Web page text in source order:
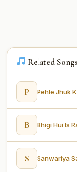
Related Songs
P Pehle Jhuk
B Bhigi Hui Is
S Sanwariya